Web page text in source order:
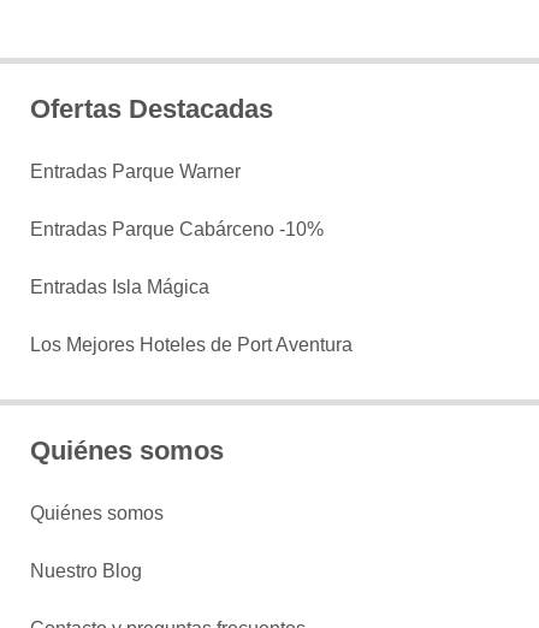
Ofertas Destacadas
Entradas Parque Warner
Entradas Parque Cabárceno -10%
Entradas Isla Mágica
Los Mejores Hoteles de Port Aventura
Quiénes somos
Quiénes somos
Nuestro Blog